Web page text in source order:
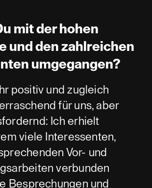
mit der hohen
und den zahlreichen
umgegangen?
positiv und zugleich
für uns, aber
Ich erhielt
viele Interessenten,
Vor- und
verbunden
Besprechungen und